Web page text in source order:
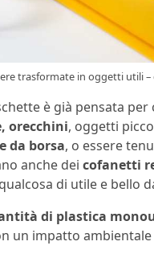
trasformate in oggetti utili
è già pensata
orecchini, oggetti
da borsa, o essere
anche dei cofanetti
di utile e bello
di plastica
un impatto ambientale